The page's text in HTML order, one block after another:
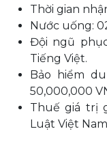
Thời gian
Nước uống:
Đội ngũ
Tiếng Việt.
Bảo hiểm
50,000,000
Thuế giá trị
Luật Việt